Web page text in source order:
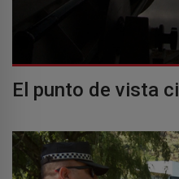
El punto de vista